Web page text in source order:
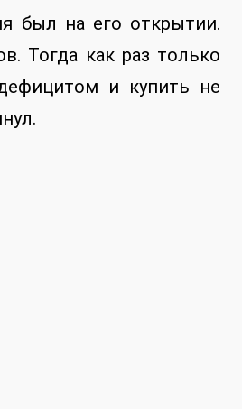
был на его открытии.
Тогда как раз только
и купить не